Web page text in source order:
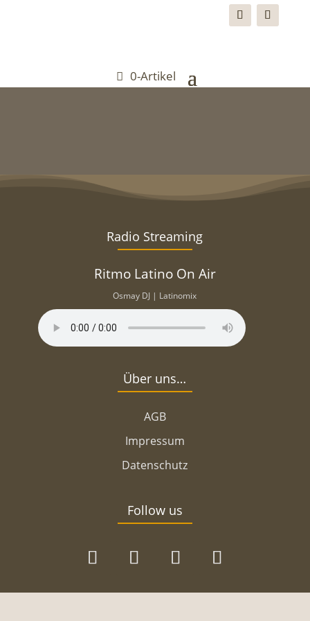
0-Artikel
Radio Streaming
Ritmo Latino On Air
Osmay DJ | Latinomix
Über uns…
AGB
Impressum
Datenschutz
Follow us